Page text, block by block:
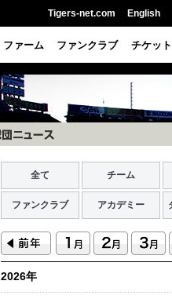
Tigers-net.com English
ファーム ファンクラブ チケット
全て チーム
ファンクラブ アカデミー
2026年